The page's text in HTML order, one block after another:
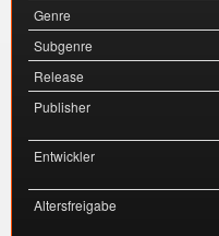
Genre
Subgenre
Release
Publisher
Entwickler
Altersfreigabe